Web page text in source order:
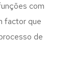
com
factor que
de